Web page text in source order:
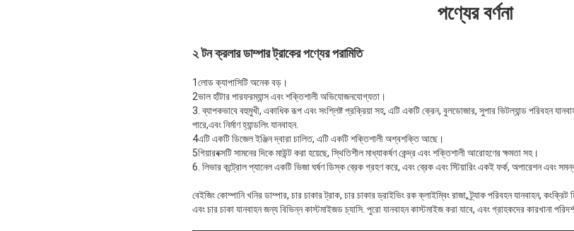
একটি বার্তা রেখে যান আমরা শীঘ্রই আপনাকে আবার কল করব!
পণ্যের বর্ণনা
২ টন ক্রলার ডাম্পার ট্রাকের পণ্যের পরামিতি
1লোড ক্যাপাসিটি অনেক বড়।
2ভাল হাঁটার পারফরম্যান্স এবং শক্তিশালী অভিযোজনযোগ্যতা।
3. ব্যাপকভাবে বহুমুখী, একাধিক রূপ এবং সংশ্লিষ্ট প্রক্রিয়া সহ, এটি একটি ক্রেন, বুলডোজার, সুপার ভিটল্যান্ড পরিবহন
পারে,এবং নির্মাণ হ্যান্ডলিং যানবাহন.
4এটি একটি ডিজেল ইঞ্জিন দ্বারা চালিত, এটি একটি শক্তিশালী অশ্বশক্তি আছে।
5গিয়ারবক্সটি সামনের দিকে মাউন্ট করা হয়েছে, স্থিতিশীল মাধ্যাকর্ষণ কেন্দ্র এবং শক্তিশালী আরোহণের ক্ষমতা সহ।
6. লিভার কন্ট্রোল প্যানেল একটি ভিজা ঘর্ষণ ডিস্ক ব্রেক গ্রহণ করে, এবং ব্রেক এবং স্টিয়ারিং একই ফর্ক, অপারেশন এবং
বেইজিং কোম্পানি খনির ডাম্পার, চার চাকার ট্রাক, চার চাকার ড্রাইভিং রক ক্লাইম্বিং রাজা, ট্র্যাক পরিবহন যানবাহন, কংক্রিট
এবং চার চাকা যানবাহন জন্য বিভিন্ন কাস্টমাইজড চ্যাসি. পুরো যানবাহন কাস্টমাইজ করা যাবে, এবং গ্রাহকদের কারখানা